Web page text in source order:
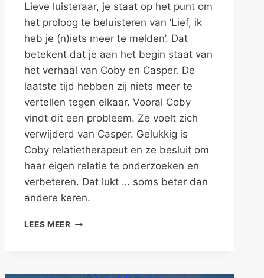
Lieve luisteraar, je staat op het punt om
het proloog te beluisteren van ‘Lief, ik
heb je (n)iets meer te melden’. Dat
betekent dat je aan het begin staat van
het verhaal van Coby en Casper. De
laatste tijd hebben zij niets meer te
vertellen tegen elkaar. Vooral Coby
vindt dit een probleem. Ze voelt zich
verwijderd van Casper. Gelukkig is
Coby relatietherapeut en ze besluit om
haar eigen relatie te onderzoeken en
verbeteren. Dat lukt … soms beter dan
andere keren.
LEES MEERLIEF,